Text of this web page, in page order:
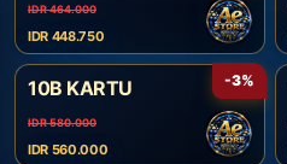
IDR 464.000
IDR 448.750
-3%
10B KARTU
IDR 580.000
IDR 560.000